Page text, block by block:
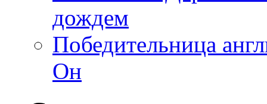
дождем
Победительница
Он